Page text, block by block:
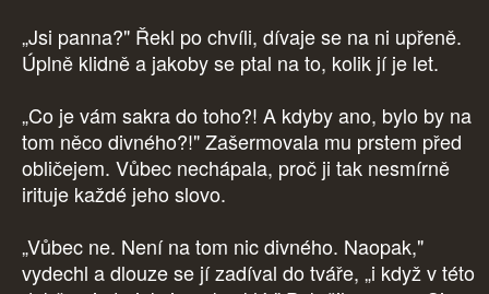
„Jsi panna?" Řekl po chvíli, dívaje se na ni upřeně.
Úplně klidně a jakoby se ptal na to, kolik jí je let.
„Co je vám sakra do toho?! A kdyby ano, bylo by na
tom něco divného?!" Zašermovala mu prstem před
obličejem. Vůbec nechápala, proč ji tak nesmírně
irituje každé jeho slovo.
„Vůbec ne. Není na tom nic divného. Naopak,"
vydechl a dlouze se jí zadíval do tváře, „i když v této